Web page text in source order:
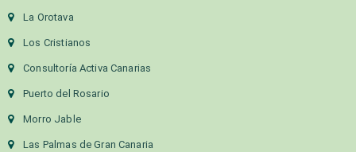
La Orotava
Los Cristianos
Consultoría Activa Canarias
Puerto del Rosario
Morro Jable
Las Palmas de Gran Canaria